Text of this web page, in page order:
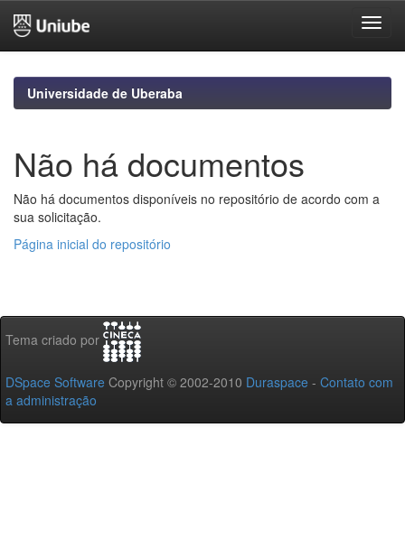
navigationUniversidade de Uberaba
Não há documentos
Não há documentos disponíveis no repositório de acordo com a
sua solicitação.
Página inicial do repositório
Tema criado por
DSpace Software Copyright © 2002-2010 Duraspace - Contato com
a administração